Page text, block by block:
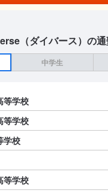
（ダイバース）の
中学生
等学校
等学校
学校
等学校